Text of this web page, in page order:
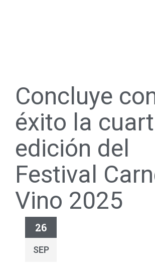
Concluye
éxito la
edición del
Festival
Vino 2025
26
SEP